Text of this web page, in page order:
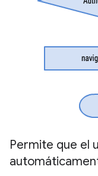
Permite que el